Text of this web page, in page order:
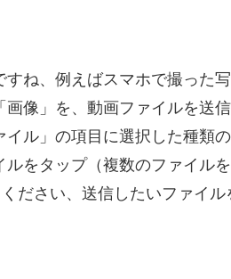
ね、例えばスマホで撮った
像」を、動画ファイルを送
ル」の項目に選択した種類
をタップ（複数のファイル
ださい、送信したいファイル